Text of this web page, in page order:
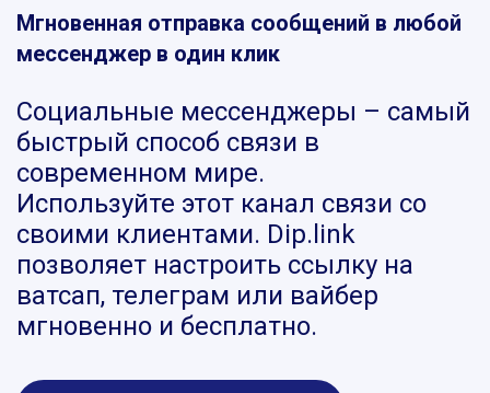
Мгновенная отправка сообщений в любой
мессенджер в один клик
Социальные мессенджеры – самый
быстрый способ связи в
современном мире.
Используйте этот канал связи со
своими клиентами. Dip.link
позволяет настроить ссылку на
ватсап, телеграм или вайбер
мгновенно и бесплатно.